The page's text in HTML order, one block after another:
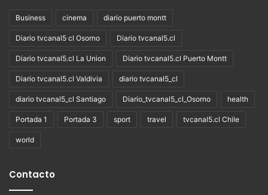
Business cinema diario puerto montt
Diario tvcanal5 cl Osorno Diario tvcanal5.cl
Diario tvcanal5.cl La Union Diario tvcanal5.cl Puerto Montt
Diario tvcanal5.cl Valdivia diario tvcanal5_cl
diario tvcanal5_cl Santiago Diario_tvcanal5_cl_Osorno health
Portada 1 Portada 3 sport travel tvcanal5.cl Chile
world
Contacto